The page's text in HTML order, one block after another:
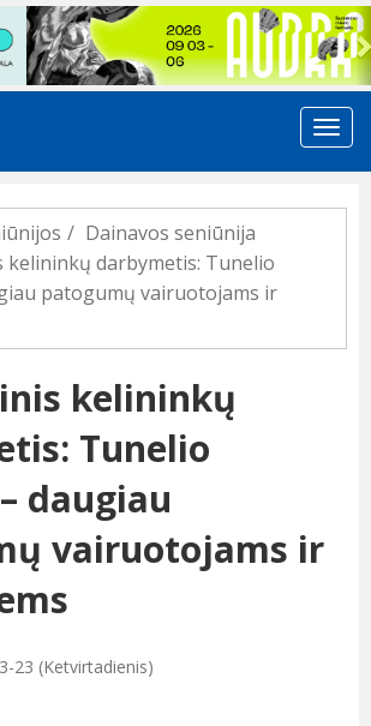
Dainavos seniūnija
kelininkų darbymetis: Tunelio
patogumų vairuotojams ir
kelininkų
Tunelio
daugiau
vairuotojams ir
23 (Ketvirtadienis)